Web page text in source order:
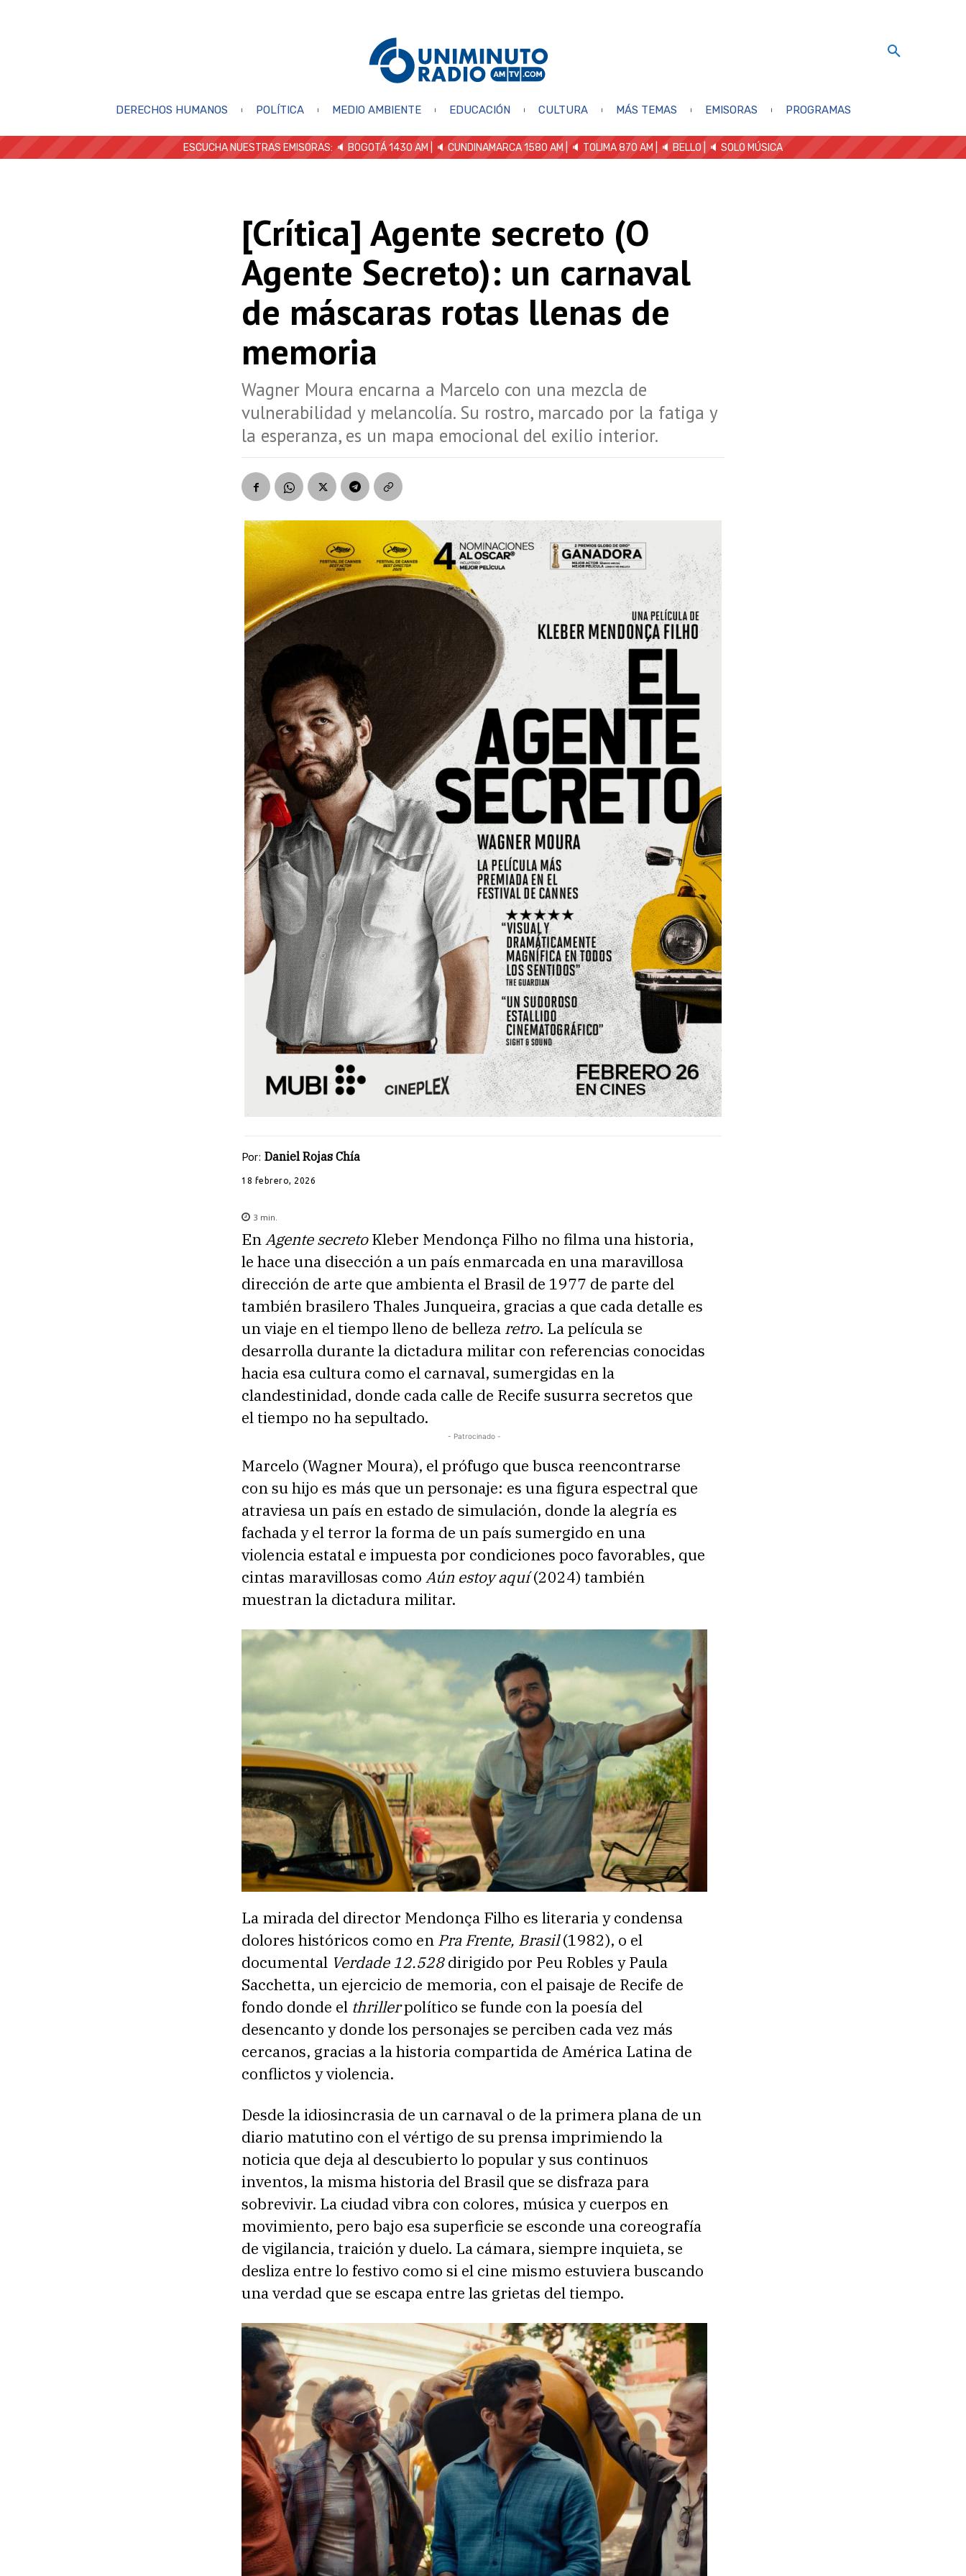
DERECHOS HUMANOS POLÍTICA MEDIO AMBIENTE EDUCACIÓN CULTURA MÁS TEMAS EMISORAS PROGRAMAS
ESCUCHA NUESTRAS EMISORAS: 🔈 BOGOTÁ 1430 AM | 🔈 CUNDINAMARCA 1580 AM | 🔈 TOLIMA 870 AM | 🔈 BELLO 🔈 SOLO MÚSICA
[Crítica] Agente secreto (O
Agente Secreto): un carnaval
de máscaras rotas llenas de
memoria
Wagner Moura encarna a Marcelo con una mezcla de
vulnerabilidad y melancolía. Su rostro, marcado por la fatiga y
la esperanza, es un mapa emocional del exilio interior.
Por: Daniel Rojas Chía
18 febrero, 2026
3 min.
EnAgente secretoKleber Mendonça Filho no filma una historia,
le hace una disección a un país enmarcada en una maravillosa
dirección de arte que ambienta el Brasil de 1977 de parte del
también brasilero Thales Junqueira, gracias a que cada detalle es
un viaje en el tiempo lleno de belleza retro. La película se
desarrolla durante la dictadura militar con referencias conocidas
hacia esa cultura como el carnaval, sumergidas en la
clandestinidad, donde cada calle de Recife susurra secretos que
el tiempo no ha sepultado.
- Patrocinado -
Marcelo (Wagner Moura), el prófugo que busca reencontrarse
con su hijo es más que un personaje: es una figura espectral que
atraviesa un país en estado de simulación, donde la alegría es
fachada y el terror la forma de un país sumergido en una
violencia estatal e impuesta por condiciones poco favorables, que
cintas maravillosas como Aún estoy aquí(2024) también
muestran la dictadura militar.
La mirada del director Mendonça Filho es literaria y condensa
dolores históricos como en Pra Frente, Brasil(1982), o el
documental Verdade 12.528dirigido por Peu Robles y Paula
Sacchetta, un ejercicio de memoria, con el paisaje de Recife de
fondo donde el thrillerpolítico se funde con la poesía del
desencanto y donde los personajes se perciben cada vez más
cercanos, gracias a la historia compartida de América Latina de
conflictos y violencia.
Desde la idiosincrasia de un carnaval o de la primera plana de un
diario matutino con el vértigo de su prensa imprimiendo la
noticia que deja al descubierto lo popular y sus continuos
inventos, la misma historia del Brasil que se disfraza para
sobrevivir. La ciudad vibra con colores, música y cuerpos en
movimiento, pero bajo esa superficie se esconde una coreografía
de vigilancia, traición y duelo. La cámara, siempre inquieta, se
desliza entre lo festivo como si el cine mismo estuviera buscando
una verdad que se escapa entre las grietas del tiempo.